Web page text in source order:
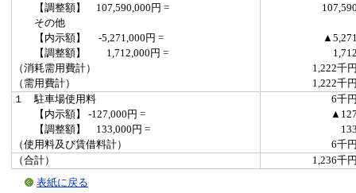
【調整額】 107,590,000円 =
その他
【内示額】 -5,271,000円 =
【調整額】 1,712,000円 =
（消耗需用費計）
1,222千
（需用費計）
1,222千
１ 駐車場使用料
6千
【内示額】 -127,000円 =
【調整額】 133,000円 =
（使用料及び賃借料計）
6千
（合計）
1,236千
表紙に戻る